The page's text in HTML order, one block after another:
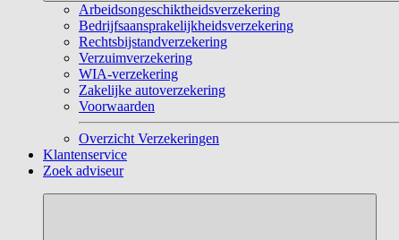
Arbeidsongeschiktheidsverzekering
Bedrijfsaansprakelijkheidsverzekering
Rechtsbijstandverzekering
Verzuimverzekering
WIA-verzekering
Zakelijke autoverzekering
Voorwaarden
Overzicht Verzekeringen
Klantenservice
Zoek adviseur